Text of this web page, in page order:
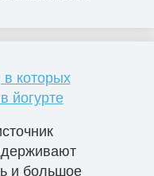
которых
йогурте
и большое